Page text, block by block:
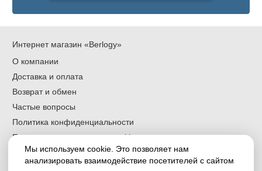
Интернет магазин «Berlogy»
О компании
Доставка и оплата
Возврат и обмен
Частые вопросы
Политика конфиденциальности
Политика использования cookies
Согласие на обработку персональных данных
Мы используем cookie. Это позволяет нам
анализировать взаимодействие посетителей с сайтом